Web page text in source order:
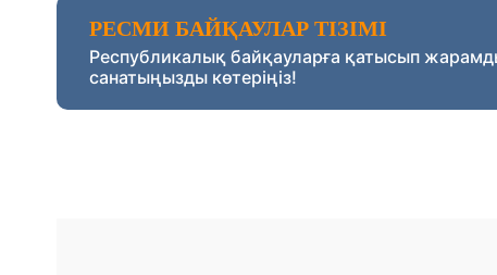
РЕСМИ БАЙҚАУЛАР ТІЗІМІ
Республикалық байқауларға қатысып
санатыңызды көтеріңіз!